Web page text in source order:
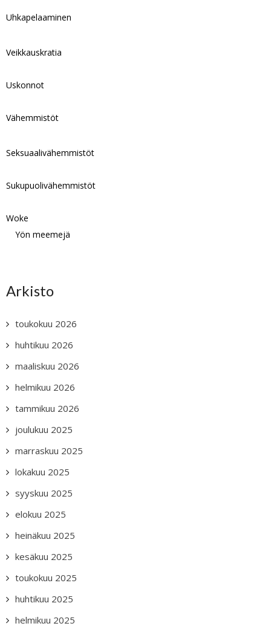
Uhkapelaaminen
Veikkauskratia
Uskonnot
Vähemmistöt
Seksuaalivähemmistöt
Sukupuolivähemmistöt
Woke
Yön meemejä
Arkisto
toukokuu 2026
huhtikuu 2026
maaliskuu 2026
helmikuu 2026
tammikuu 2026
joulukuu 2025
marraskuu 2025
lokakuu 2025
syyskuu 2025
elokuu 2025
heinäkuu 2025
kesäkuu 2025
toukokuu 2025
huhtikuu 2025
helmikuu 2025